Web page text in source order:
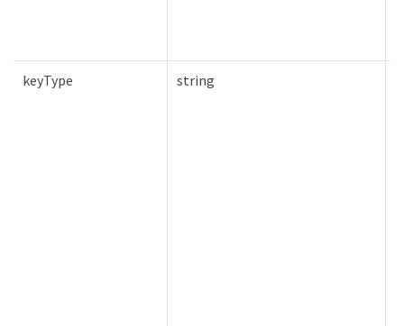
keyType string